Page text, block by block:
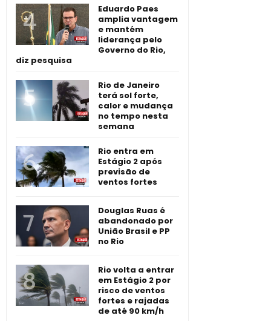
Eduardo Paes
amplia vantagem
e mantém
liderança pelo
Governo do Rio,
diz pesquisa
Rio de Janeiro
terá sol forte,
calor e mudança
no tempo nesta
semana
Rio entra em
Estágio 2 após
previsão de
ventos fortes
Douglas Ruas é
abandonado por
União Brasil e PP
no Rio
Rio volta a entrar
em Estágio 2 por
risco de ventos
fortes e rajadas
de até 90 km/h